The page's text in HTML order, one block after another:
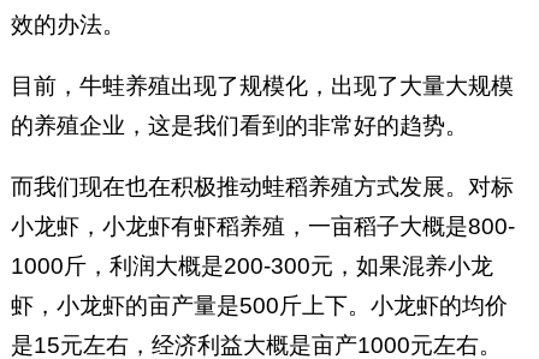
效的办法。
目前，牛蛙养殖出现了规模化，出现了大量大规模
的养殖企业，这是我们看到的非常好的趋势。
而我们现在也在积极推动蛙稻养殖方式发展。对标
小龙虾，小龙虾有虾稻养殖，一亩稻子大概是800-
1000斤，利润大概是200-300元，如果混养小龙
虾，小龙虾的亩产量是500斤上下。小龙虾的均价
是15元左右，经济利益大概是亩产1000元左右。